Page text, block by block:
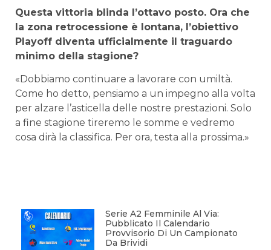
Questa vittoria blinda l’ottavo posto. Ora che
la zona retrocessione è lontana, l’obiettivo
Playoff diventa ufficialmente il traguardo
minimo della stagione?
«Dobbiamo continuare a lavorare con umiltà.
Come ho detto, pensiamo a un impegno alla volta
per alzare l’asticella delle nostre prestazioni. Solo
a fine stagione tireremo le somme e vedremo
cosa dirà la classifica. Per ora, testa alla prossima.»
Serie A2 Femminile Al Via:
Pubblicato Il Calendario
Provvisorio Di Un Campionato
Da Brividi